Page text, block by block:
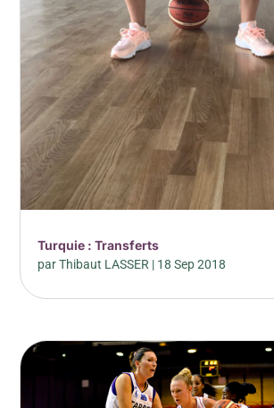
Turquie : Transferts
parThibaut LASSER | 18 Sep 2018